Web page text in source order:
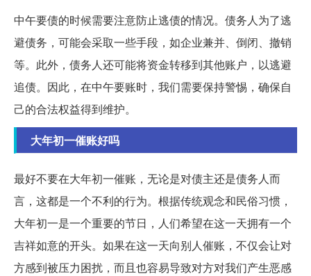
中午要债的时候需要注意防止逃债的情况。债务人为了逃
避债务，可能会采取一些手段，如企业兼并、倒闭、撤销
等。此外，债务人还可能将资金转移到其他账户，以逃避
追债。因此，在中午要账时，我们需要保持警惕，确保自
己的合法权益得到维护。
大年初一催账好吗
最好不要在大年初一催账，无论是对债主还是债务人而
言，这都是一个不利的行为。根据传统观念和民俗习惯，
大年初一是一个重要的节日，人们希望在这一天拥有一个
吉祥如意的开头。如果在这一天向别人催账，不仅会让对
方感到被压力困扰，而且也容易导致对方对我们产生恶感